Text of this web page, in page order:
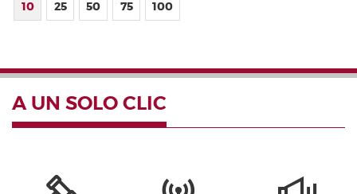
10 25 50 75 100
A UN SOLO CLIC